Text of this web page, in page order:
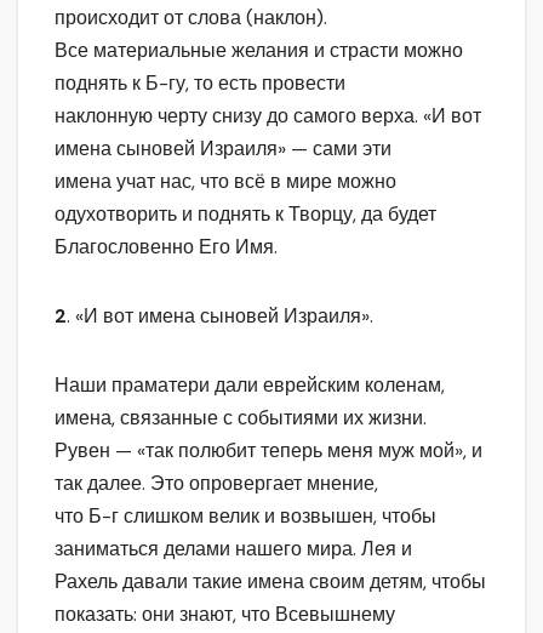
происходит от слова (наклон).
Все материальные желания и страсти можно
поднять к Б-гу, то есть провести
наклонную черту снизу до самого верха. «И вот
имена сыновей Израиля» — сами эти
имена учат нас, что всё в мире можно
одухотворить и поднять к Творцу, да будет
Благословенно Его Имя.
2. «И вот имена сыновей Израиля».
Наши праматери дали еврейским коленам,
имена, связанные с событиями их жизни.
Рувен — «так полюбит теперь меня муж мой», и
так далее. Это опровергает мнение,
что Б-г слишком велик и возвышен, чтобы
заниматься делами нашего мира. Лея и
Рахель давали такие имена своим детям, чтобы
показать: они знают, что Всевышнему